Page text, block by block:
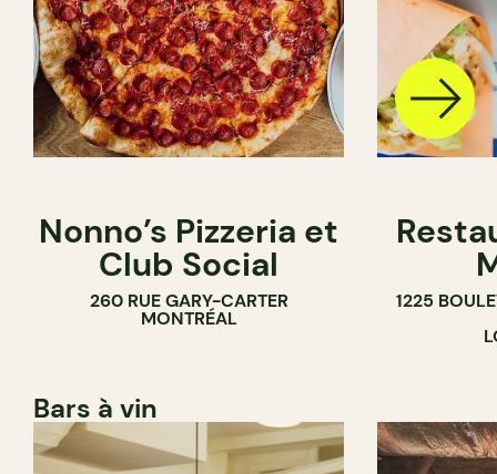
Nonno’s Pizzeria et
Club Social
260 RUE GARY-CARTER
MONTRÉAL
1225
Bars à vin